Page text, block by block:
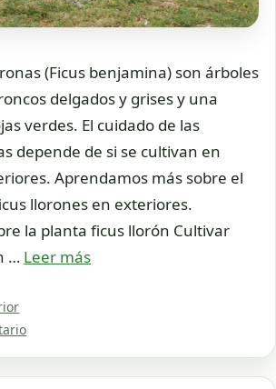
(Ficus benjamina) son árboles
delgados y grises y una
verdes. El cuidado de las
depende de si se cultivan en
Aprendamos más sobre el
llorones en exteriores.
la planta ficus llorón Cultivar
… Leer más